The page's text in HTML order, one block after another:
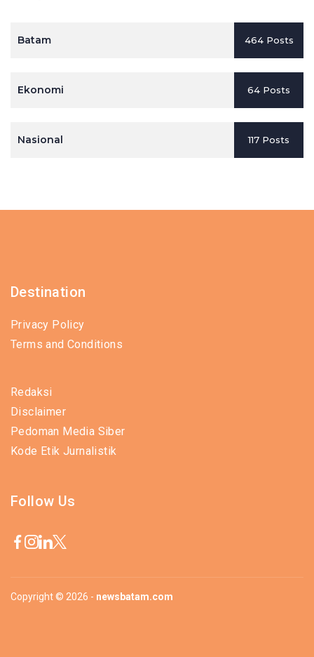
Batam 464 Posts
Ekonomi 64 Posts
Nasional 117 Posts
Destination
Privacy Policy
Terms and Conditions
Redaksi
Disclaimer
Pedoman Media Siber
Kode Etik Jurnalistik
Follow Us
Copyright © 2026 - newsbatam.com